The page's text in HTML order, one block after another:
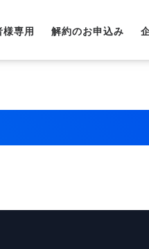
様専用 解約のお申込み